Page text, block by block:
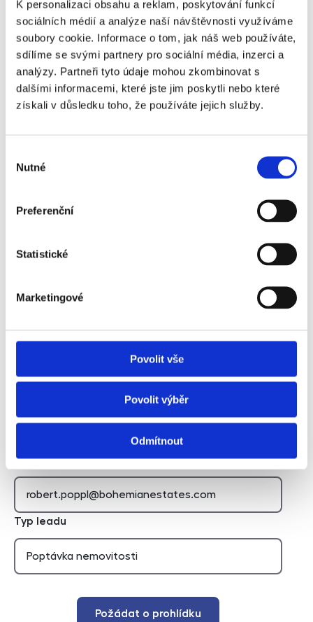
K personalizaci obsahu a reklam, poskytování funkcí
sociálních médií a analýze naší návštěvnosti využíváme
soubory cookie. Informace o tom, jak náš web používáte,
sdílíme se svými partnery pro sociální média, inzerci a
analýzy. Partneři tyto údaje mohou zkombinovat s
dalšími informacemi, které jste jim poskytli nebo které
získali v důsledku toho, že používáte jejich služby.
souhlasu
Nutné
Preferenční
Statistické
Marketingové
Povolit vše
Povolit výběr
Odmítnout
Telefon
E-mail agenta
Typ leadu
Požádat o prohlídku